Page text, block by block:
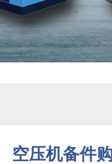
空压机备件